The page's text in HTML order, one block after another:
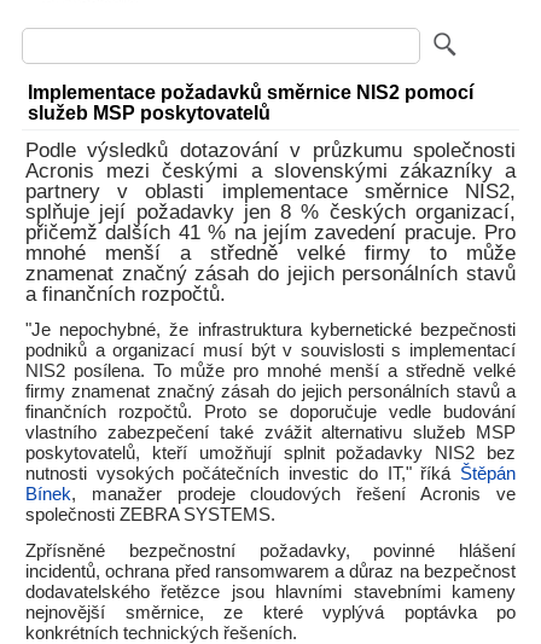
Implementace požadavků směrnice NIS2 pomocí
služeb MSP poskytovatelů
Podle výsledků dotazování v průzkumu společnosti
Acronis mezi českými a slovenskými zákazníky a
partnery v oblasti implementace směrnice NIS2,
splňuje její požadavky jen 8 % českých organizací,
přičemž dalších 41 % na jejím zavedení pracuje. Pro
mnohé menší a středně velké firmy to může
znamenat značný zásah do jejich personálních stavů
a finančních rozpočtů.
"Je nepochybné, že infrastruktura kybernetické bezpečnosti
podniků a organizací musí být v souvislosti s implementací
NIS2 posílena. To může pro mnohé menší a středně velké
firmy znamenat značný zásah do jejich personálních stavů a
finančních rozpočtů. Proto se doporučuje vedle budování
vlastního zabezpečení také zvážit alternativu služeb MSP
poskytovatelů, kteří umožňují splnit požadavky NIS2 bez
nutnosti vysokých počátečních investic do IT," říká Štěpán
Bínek, manažer prodeje cloudových řešení Acronis ve
společnosti ZEBRA SYSTEMS.
Zpřísněné bezpečnostní požadavky, povinné hlášení
incidentů, ochrana před ransomwarem a důraz na bezpečnost
dodavatelského řetězce jsou hlavními stavebními kameny
nejnovější směrnice, ze které vyplývá poptávka po
konkrétních technických řešeních.